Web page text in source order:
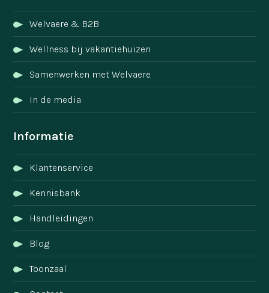
Welvaere & B2B
Wellness bij vakantiehuizen
Samenwerken met Welvaere
In de media
Informatie
Klantenservice
Kennisbank
Handleidingen
Blog
Toonzaal